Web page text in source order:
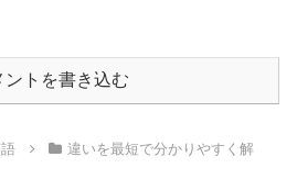
ントを書き込む
違いを最短で分かりやすく解